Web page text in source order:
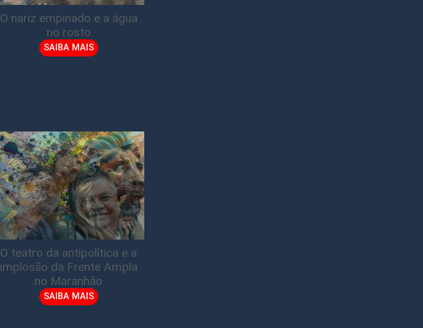
O nariz empinado e a água
no rosto
SAIBA MAIS
O teatro da antipolítica e a
implosão da Frente Ampla
no Maranhão
SAIBA MAIS